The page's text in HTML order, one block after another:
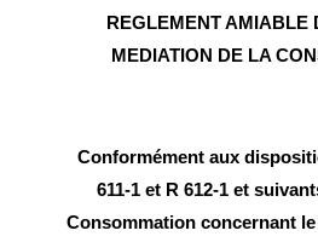
REGLEMENT AMIABLE
MEDIATION DE LA
Conformément aux
611-1 et R 612-1 et
Consommation concernant